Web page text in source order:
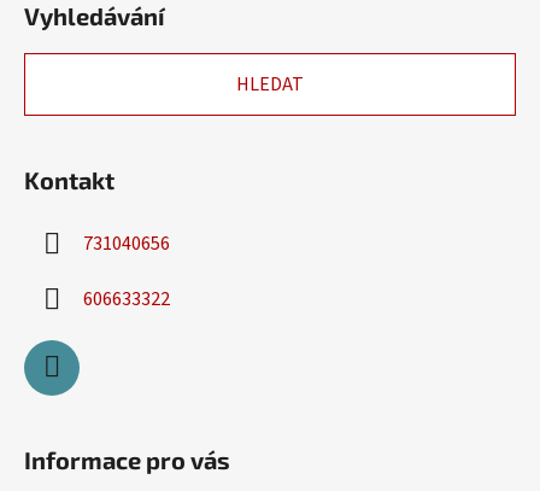
Vyhledávání
HLEDAT
Kontakt
731040656
606633322
Informace pro vás